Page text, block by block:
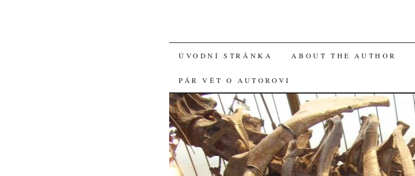
SKIP
TO
CONTENT
ÚVODNÍ STRÁNKA ABOUT THE AUTHOR
PÁR VĚT O AUTOROVI